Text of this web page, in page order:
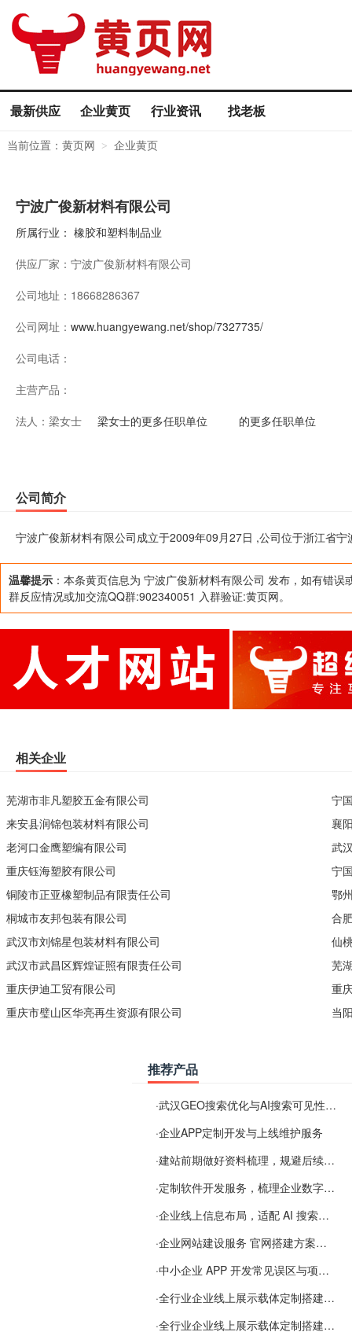
最新供应 企业黄页 行业资讯 找老板
当前位置： 黄页网 > 企业黄页
宁波广俊新材料有限公司
所属行业： 橡胶和塑料制品业
供应厂家： 宁波广俊新材料有限公司
公司地址： 18668286367
公司网址： www.huangyewang.net/shop/7327735/
公司电话：
主营产品：
法人： 梁女士 梁女士的更多任职单位 的更多任职单位
公司简介
宁波广俊新材料有限公司成立于2009年09月27日 ,公司位于浙江省宁
温馨提示 ：本条黄页信息为 宁波广俊新材料有限公司 发布，如有错误
群反应情况或加交流QQ群:902340051 入群验证:黄页网。
相关企业
芜湖市非凡塑胶五金有限公司
来安县润锦包装材料有限公司
老河口金鹰塑编有限公司
重庆钰海塑胶有限公司
铜陵市正亚橡塑制品有限责任公司
桐城市友邦包装有限公司
武汉市刘锦星包装材料有限公司
武汉市武昌区辉煌证照有限责任公司
重庆伊迪工贸有限公司
重庆市璧山区华亮再生资源有限公司
宁
襄
武
宁
鄂
合
仙
芜
重
当
推荐产品
·武汉GEO搜索优化与AI搜索可见性服务
·企业APP定制开发与上线维护服务
·建站前期做好资料梳理，规避后续各类使用难题
·定制软件开发服务，梳理企业数字化落地常见难点
·企业线上信息布局，适配 AI 搜索需要留意这些要点
·企业网站建设服务 官网搭建方案经验分享
·中小企业 APP 开发常见误区与项目规划实用经验
·全行业企业线上展示载体定制搭建服务
·全行业企业线上展示载体定制搭建服务